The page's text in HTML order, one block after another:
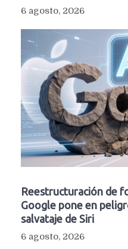
6 agosto, 2026
Reestructuración de
Google pone en
salvataje de Siri
6 agosto, 2026